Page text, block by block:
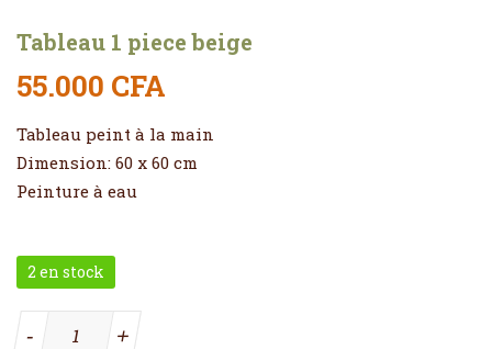
Tableau 1 piece beige
55.000 CFA
Tableau peint à la main
Dimension: 60 x 60 cm
Peinture à eau
2 en stock
quantité de Tableau 1 piece beige
+
-